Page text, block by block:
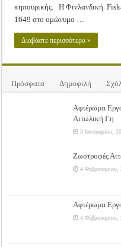
κηπουρικής. Η Φινλανδική
1649 στο ομώνυμο …
Διαβάστε περισσότερα »
Πρόσφατα Δημοφιλή
Αφιέρωμα
Αιτωλική Γη
3 Ιανουαρίου,
Ζωοτροφές
4 Φεβρουαρίου,
Αφιέρωμα
4 Φεβρουαρίου,